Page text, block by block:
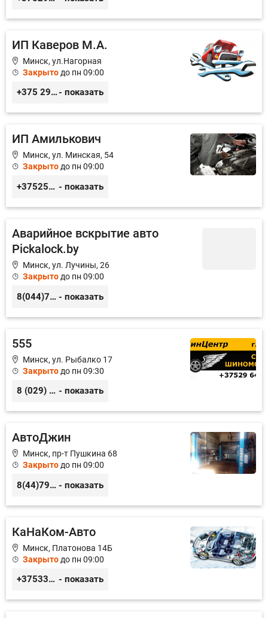
ИП Каверов М.А.
Минск, ул.Нагорная
Закрыто до пн 09:00
+375 29 656 49 92- показать
ИП Амилькович
Минск, ул. Минская, 54
Закрытодо пн 09:00
+375255355764 - показать
Аварийное вскрытие авто
Pickalock.by
Минск, ул. Лучины, 26
Закрыто до пн 09:00
8(044)788-53-35 - показать
555
Минск, ул. Рыбалко 17
Закрыто до пн 09:30
8 (029) 641-80-08 8 (029) 206-60-08 - показать
АвтоДжин
Минск, пр-т Пушкина 68
Закрыто до пн 09:00
8(44)7970122,8(29)5010122 - показать
КаНаКом-Авто
Минск, Платонова 14Б
Закрыто до пн 09:00
+375336756676 - показать